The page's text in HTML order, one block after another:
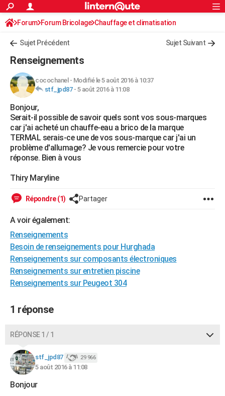
ACTUALITÉS
Politique
Société
Faits Divers
Education
Monde
Villes
+
FINANCE
Retraite
Impôts
Epargne
Immobilier
Risques naturels par ville
Banque
Assurance
Crédit
AUTO
Essais
Réserver un essai
Citadines
Berlines
SUV
Forum auto
+HIGH-TECH
Mobiles
Meilleur smartphone
Internet
Ordinateurs
Jeux vidéo
Guide high-tech
+BRICOLAGE
Forum
Aménagement intérieur
Extérieur
Cuisine
Salle de bains
Jardinage
Rangement
WEEK-END
Guides de France
Escapades
Patrimoine
Expositions
Musées
Week-end nature
+LIFESTYLE
Art de vivre
Bien-être
Loisirs
Mode
Modes de vie
SANTE
VOYAGE
Destinations
City break
Voyage nature
Voyage de noces
Forum
Climat
PHOTO
GUIDES D'ACHAT
BONS PLANS
Carte de Noël
Carte Bonne année
Carte Saint-Valentin
Carte Pâques
Carte d'anniversaire
Dictionnaire
Biographies
Citations
Expressions
Proverbes
PROGRAMME TV
COPAINS D'AVANT
AVIS DE DÉCÈS
Rechercher
S'inscrire
Connexion
Forum Forum Bricolage Chauffage et climatisation
Sujet Précédent Sujet Suivant
Renseignements
cocochanel - Modifié le 5 août 2016 à 10:37
stf_jpd87- 5 août 2016 à 11:08
Bonjour,
Serait-il possible de savoir quels sont vos sous-marques
car j'ai acheté un chauffe-eau a brico de la marque
TERMAL serais-ce une de vos sous-marque car j'ai un
problème d'allumage? Je vous remercie pour votre
réponse. Bien à vous
Thiry Maryline
Répondre (1) Partager
A voir également:
Renseignements
Besoin de renseignements pour Hurghada
Renseignements sur composants électroniques
Renseignements sur entretien piscine
Renseignements sur Peugeot 304
1 réponse
RÉPONSE 1 / 1
stf_jpd87 29 966
5 août 2016 à 11:08
Bonjour